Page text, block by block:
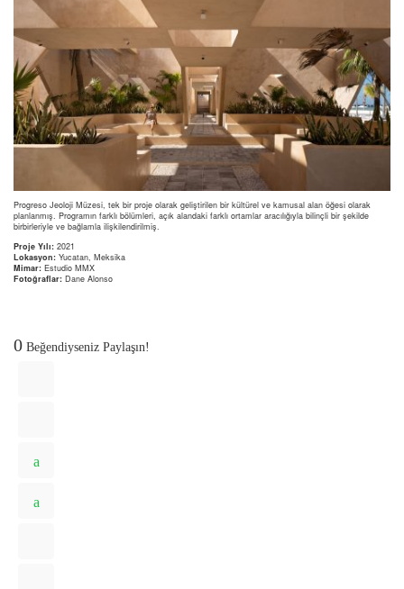
Progreso Jeoloji Müzesi, tek bir proje olarak geliştirilen bir kültürel ve kamusal alan öğesi olarak
planlanmış. Programın farklı bölümleri, açık alandaki farklı ortamlar aracılığıyla bilinçli bir şekilde
birbirleriyle ve bağlamla ilişkilendirilmiş.
Proje Yılı: 2021
Lokasyon: Yucatan, Meksika
Mimar: Estudio MMX
Fotoğraflar: Dane Alonso
0 Beğendiyseniz Paylaşın!